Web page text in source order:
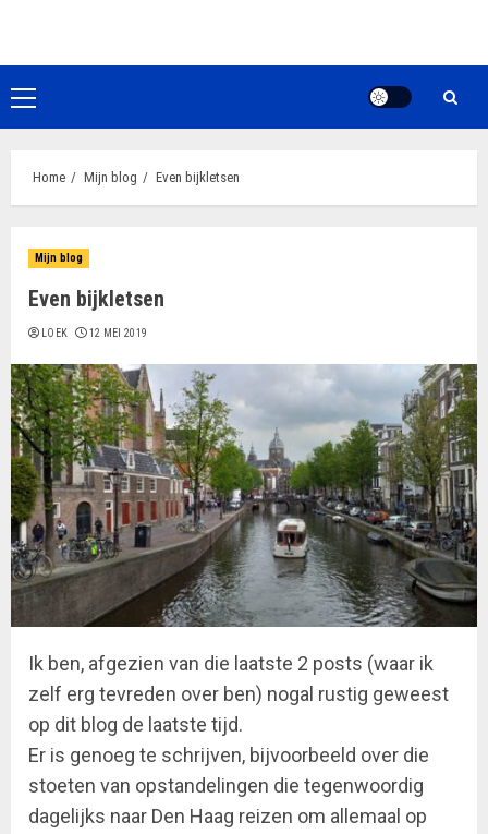
de
inhoudPrimair
menu
Home Mijn blog Even bijkletsen
Mijn blog
Even bijkletsen
LOEK 12 MEI 2019
Ik ben, afgezien van die laatste 2 posts (waar ik
zelf erg tevreden over ben) nogal rustig geweest
op dit blog de laatste tijd.
Er is genoeg te schrijven, bijvoorbeeld over die
stoeten van opstandelingen die tegenwoordig
dagelijks naar Den Haag reizen om allemaal op